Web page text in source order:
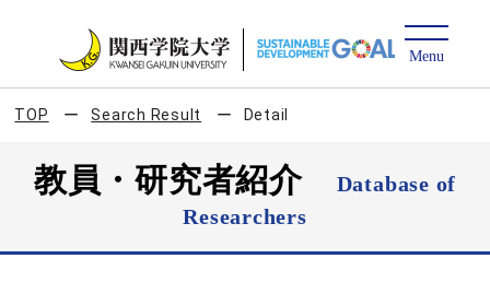
TOP Search Result Detail
教員・研究者紹介
Database of
Researchers